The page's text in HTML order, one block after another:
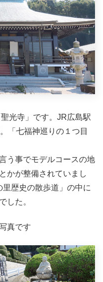
寺」です。JR広島駅
「七福神巡りの１つ目
う事でモデルコースの地
かが整備されていまし
歴史の散歩道」の中に
した。
真です